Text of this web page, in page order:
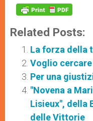
Related Posts:
La forza della
Voglio
Per una
"Novena a
Lisieux", della
delle Vittorie